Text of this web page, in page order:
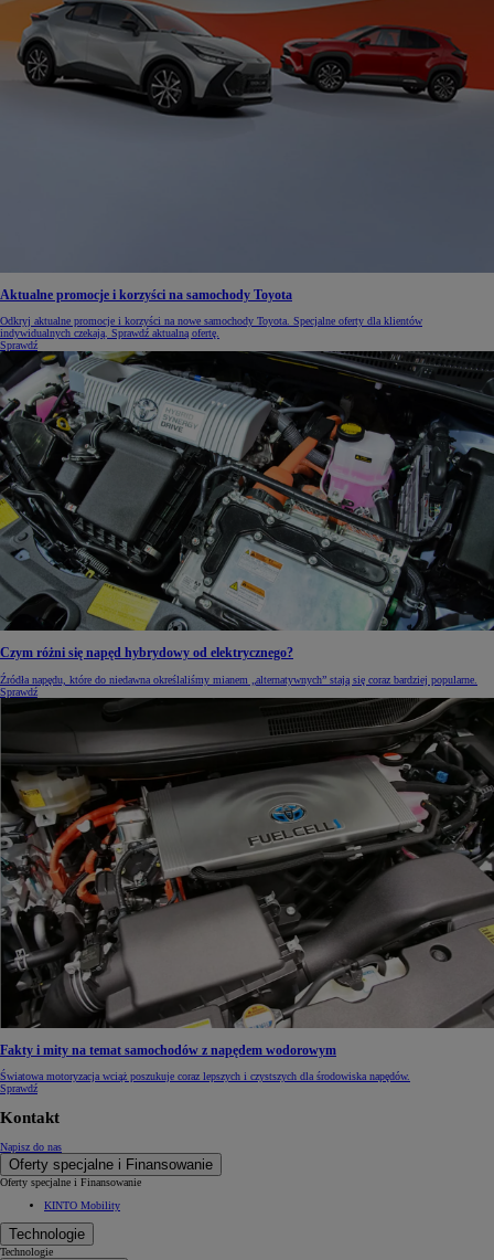
Aktualne promocje i korzyści na samochody Toyota
Odkryj aktualne promocje i korzyści na nowe samochody Toyota. Specjalne oferty dla klientów
indywidualnych czekają. Sprawdź aktualną ofertę.
Sprawdź
Czym różni się napęd hybrydowy od elektrycznego?
Źródła napędu, które do niedawna określaliśmy mianem „alternatywnych” stają się coraz bardziej popularne.
Sprawdź
Fakty i mity na temat samochodów z napędem wodorowym
Światowa motoryzacja wciąż poszukuje coraz lepszych i czystszych dla środowiska napędów.
Sprawdź
Kontakt
Napisz do nas
Oferty specjalne i Finansowanie
Oferty specjalne i Finansowanie
KINTO Mobility
Technologie
Technologie